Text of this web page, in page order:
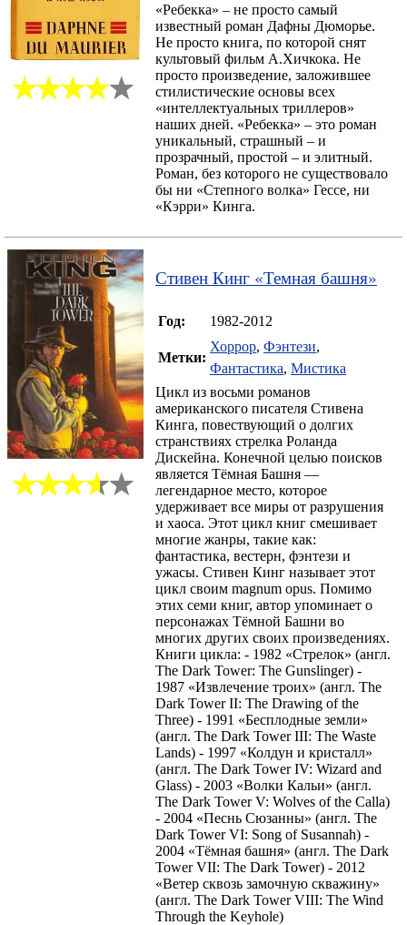
«Ребекка» – не просто самый
известный роман Дафны Дюморье.
Не просто книга, по которой снят
культовый фильм А.Хичкока. Не
просто произведение, заложившее
стилистические основы всех
«интеллектуальных триллеров»
наших дней. «Ребекка» – это роман
уникальный, страшный – и
прозрачный, простой – и элитный.
Роман, без которого не существовало
бы ни «Степного волка» Гессе, ни
«Кэрри» Кинга.
Стивен Кинг «Темная башня»
Год: 1982-2012
Метки:
Хоррор, Фэнтези,
Фантастика, Мистика
Цикл из восьми романов
американского писателя Стивена
Кинга, повествующий о долгих
странствиях стрелка Роланда
Дискейна. Конечной целью поисков
является Тёмная Башня —
легендарное место, которое
удерживает все миры от разрушения
и хаоса. Этот цикл книг смешивает
многие жанры, такие как:
фантастика, вестерн, фэнтези и
ужасы. Стивен Кинг называет этот
цикл своим magnum opus. Помимо
этих семи книг, автор упоминает о
персонажах Тёмной Башни во
многих других своих произведениях.
Книги цикла: - 1982 «Стрелок» (англ.
The Dark Tower: The Gunslinger) -
1987 «Извлечение троих» (англ. The
Dark Tower II: The Drawing of the
Three) - 1991 «Бесплодные земли»
(англ. The Dark Tower III: The Waste
Lands) - 1997 «Колдун и кристалл»
(англ. The Dark Tower IV: Wizard and
Glass) - 2003 «Волки Кальи» (англ.
The Dark Tower V: Wolves of the Calla)
- 2004 «Песнь Сюзанны» (англ. The
Dark Tower VI: Song of Susannah) -
2004 «Тёмная башня» (англ. The Dark
Tower VII: The Dark Tower) - 2012
«Ветер сквозь замочную скважину»
(англ. The Dark Tower VIII: The Wind
Through the Keyhole)